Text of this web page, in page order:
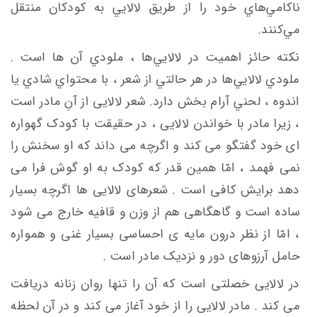
ناكامي‌هاي خود را از طريق لالايي به كودكان منتقل
مي‌كنند.
نكته حائز اهميت در لالايي‌ها ، ملودي آن ها است .
ملودي لالايي‌ها در هر حالتي از شعر ، با محتواي شادي يا
اندوه ، لحني آرام بخش دارد. شعر لالایی از آنِ مادر است
، زیرا مادر با خواندن لالایی ، در حقیقت با کودک گهواره
ای خود گفتگو می کند و اگرچه می داند که او سخنش را
نمی فهمد ، امّا همین قدر که کودک به او گوش فرا می
دهد برایش کافی است . شعرهای لالایی ها اگرچه بسیار
ساده است و گاهگاهی هم از وزن و قافیه خارج می شود
، امّا از نظر درون مایه ی احساسی بسیار غنی و همواره
حامل آرزوهای دور و نزدیک مادر است .
در لالایی خصلتی است که آن را تنها روان زنانه دریافت
می کند . مادر لالایی را از خود آغاز می کند و در آن لحظه